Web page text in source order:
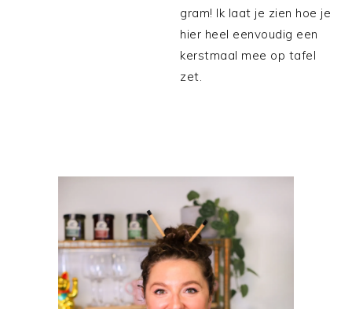
gram! Ik laat je zien hoe je
hier heel eenvoudig een
kerstmaal mee op tafel
zet.